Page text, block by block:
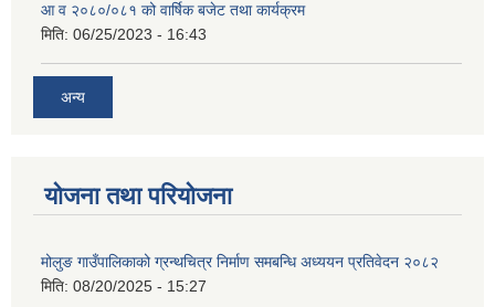
आ व २०८०/०८१ को वार्षिक बजेट तथा कार्यक्रम
मिति: 06/25/2023 - 16:43
अन्य
योजना तथा परियोजना
मोलुङ गाउँपालिकाको ग्रन्थचित्र निर्माण समबन्धि अध्ययन प्रतिवेदन २०८२
मिति: 08/20/2025 - 15:27